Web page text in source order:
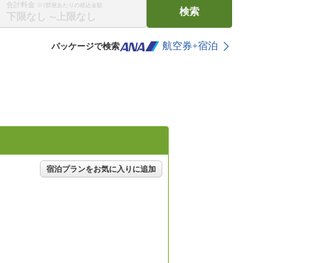
合計料金 ※1部屋あたりの税込金額
〜
検索
パッケージで検索 航空券+宿泊
宿泊プランをお気に入りに追加